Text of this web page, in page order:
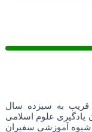
قریب به سیزده سال
علوم اسلامی
شیوه آموزشی سفیران